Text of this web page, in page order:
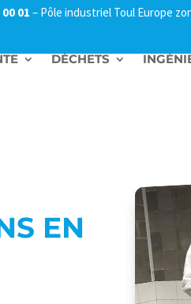
01 – Pôle industriel Toul Europe
DÉCHETS
EN